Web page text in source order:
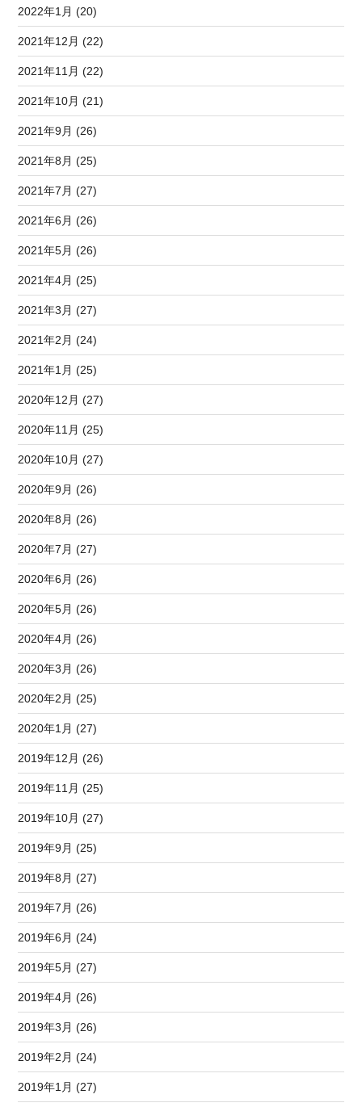
2022年1月 (20)
2021年12月 (22)
2021年11月 (22)
2021年10月 (21)
2021年9月 (26)
2021年8月 (25)
2021年7月 (27)
2021年6月 (26)
2021年5月 (26)
2021年4月 (25)
2021年3月 (27)
2021年2月 (24)
2021年1月 (25)
2020年12月 (27)
2020年11月 (25)
2020年10月 (27)
2020年9月 (26)
2020年8月 (26)
2020年7月 (27)
2020年6月 (26)
2020年5月 (26)
2020年4月 (26)
2020年3月 (26)
2020年2月 (25)
2020年1月 (27)
2019年12月 (26)
2019年11月 (25)
2019年10月 (27)
2019年9月 (25)
2019年8月 (27)
2019年7月 (26)
2019年6月 (24)
2019年5月 (27)
2019年4月 (26)
2019年3月 (26)
2019年2月 (24)
2019年1月 (27)